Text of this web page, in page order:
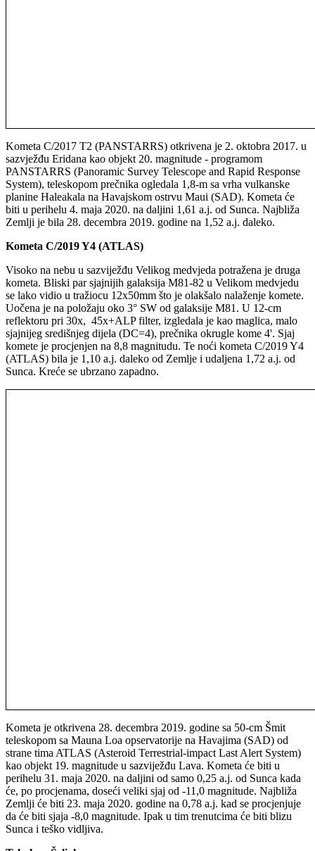
Kometa C/2017 T2 (PANSTARRS) otkrivena je 2. oktobra 2017. u
sazvježđu Eridana kao objekt 20. magnitude - programom
PANSTARRS (Panoramic Survey Telescope and Rapid Response
System), teleskopom prečnika ogledala 1,8-m sa vrha vulkanske
planine Haleakala na Havajskom ostrvu Maui (SAD). Kometa će
biti u perihelu 4. maja 2020. na daljini 1,61 a.j. od Sunca. Najbliža
Zemlji je bila 28. decembra 2019. godine na 1,52 a.j. daleko.
Kometa C/2019 Y4 (ATLAS)
Visoko na nebu u sazviježđu Velikog medvjeda potražena je druga
kometa. Bliski par sjajnijih galaksija M81-82 u Velikom medvjedu
se lako vidio u tražiocu 12x50mm što je olakšalo nalaženje komete.
Uočena je na položaju oko 3° SW od galaksije M81. U 12-cm
reflektoru pri 30x, 45x+ALP filter, izgledala je kao maglica, malo
sjajnijeg središnjeg dijela (DC=4), prečnika okrugle kome 4'. Sjaj
komete je procjenjen na 8,8 magnitudu. Te noći kometa C/2019 Y4
(ATLAS) bila je 1,10 a.j. daleko od Zemlje i udaljena 1,72 a.j. od
Sunca. Kreće se ubrzano zapadno.
Kometa je otkrivena 28. decembra 2019. godine sa 50-cm Šmit
teleskopom sa Mauna Loa opservatorije na Havajima (SAD) od
strane tima ATLAS (Asteroid Terrestrial-impact Last Alert System)
kao objekt 19. magnitude u sazviježđu Lava. Kometa će biti u
perihelu 31. maja 2020. na daljini od samo 0,25 a.j. od Sunca kada
će, po procjenama, doseći veliki sjaj od -11,0 magnitude. Najbliža
Zemlji će biti 23. maja 2020. godine na 0,78 a.j. kad se procjenjuje
da će biti sjaja -8,0 magnitude. Ipak u tim trenutcima će biti blizu
Sunca i teško vidljiva.